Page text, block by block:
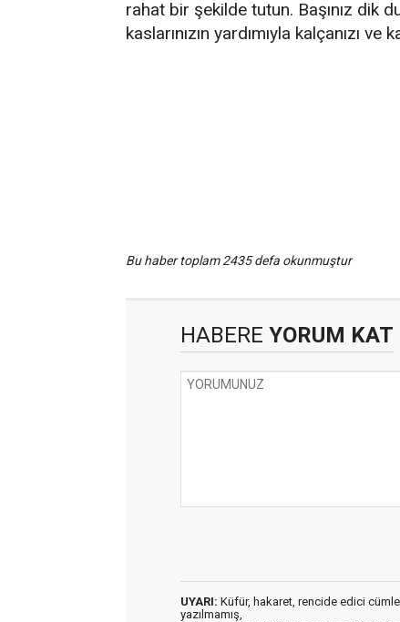
rahat bir şekilde tutun. Başınız dik
kaslarınızın yardımıyla kalçanızı ve
Bu haber toplam 2435 defa okunmuştur
HABERE YORUM KAT
UYARI: Küfür, hakaret, rencide edici
yazılmamış,